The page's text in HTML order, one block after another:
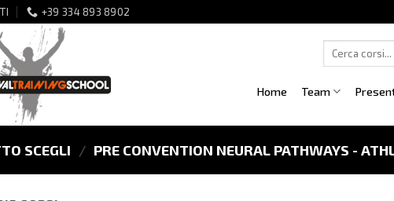
+39 334 893 8902
Home Team
SCEGLI / PRE CONVENTION NEURAL PATHWAYS -